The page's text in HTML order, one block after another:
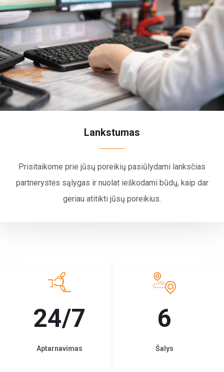
Lankstumas
Prisitaikome prie jūsų poreikių pasiūlydami lanksčias
partnerystės sąlygas ir nuolat ieškodami būdų, kaip dar
geriau atitikti jūsų poreikius.
24/7
Aptarnavimas
6
Šalys